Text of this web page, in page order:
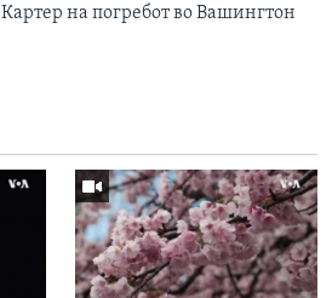
Картер на погребот во Вашингтон